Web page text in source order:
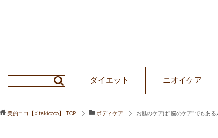
ダイエット ニオイケア
美的ココ【bitekicoco】 TOP ボディケア お肌のケアは”脳のケア”でもあ